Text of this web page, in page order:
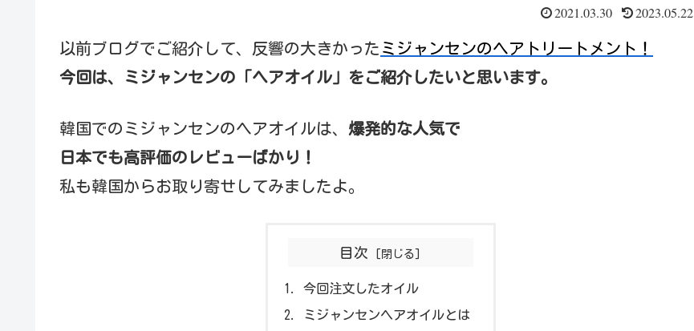
2021.03.30 2023.05.22
以前ブログでご紹介して、反響の大きかった ミジャンセンのヘアトリートメント！
今回は、ミジャンセンの「ヘアオイル」をご紹介したいと思います。
韓国でのミジャンセンのヘアオイルは、 爆発的な人気で
日本でも高評価のレビューばかり！
私も韓国からお取り寄せしてみましたよ。
目次
今回注文したオイル
ミジャンセンヘアオイルとは